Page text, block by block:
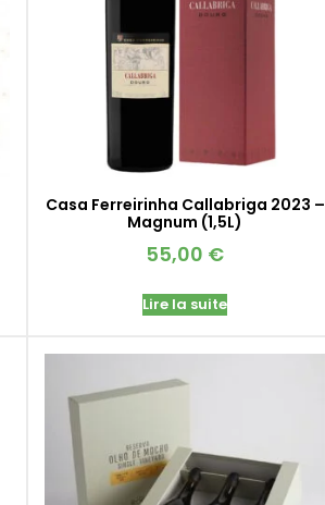
Casa Ferreirinha Callabriga 2023 –
Magnum (1,5L)
55,00 €
Lire la suite